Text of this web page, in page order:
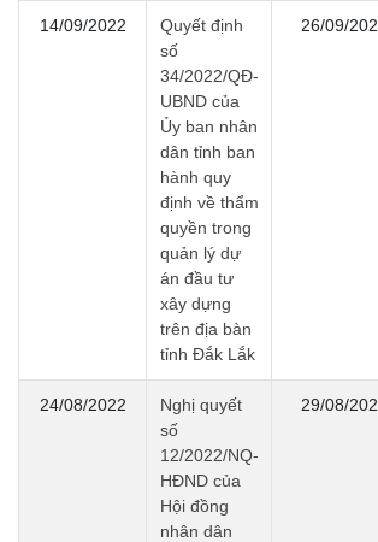
14/09/2022
Quyết định
số
34/2022/QĐ-
UBND của
Ủy ban nhân
dân tỉnh ban
hành quy
định về thẩm
quyền trong
quản lý dự
án đầu tư
xây dựng
trên địa bàn
tỉnh Đắk Lắk
26/09/
24/08/2022
Nghị quyết
số
12/2022/NQ-
HĐND của
Hội đồng
nhân dân
29/08/